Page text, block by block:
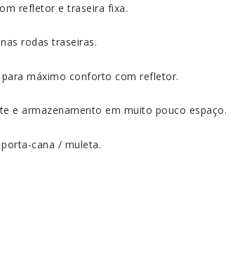
refletor e traseira fixa.
rodas traseiras.
máximo conforto com refletor.
e armazenamento em muito pouco espaço.
cana / muleta.